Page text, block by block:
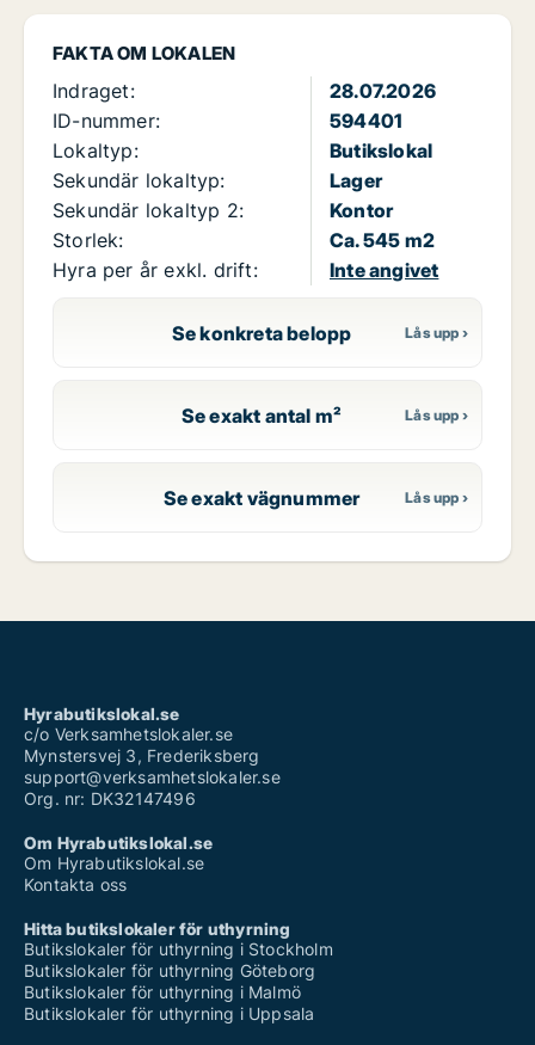
FAKTA OM LOKALEN
Indraget:
28.07.2026
ID-nummer:
594401
Lokaltyp:
Butikslokal
Sekundär lokaltyp:
Lager
Sekundär lokaltyp 2:
Kontor
Storlek:
Ca. 545 m2
Hyra per år exkl. drift:
Inte angivet
Se konkreta belopp
Se exakt antal m²
Se exakt vägnummer
Hyrabutikslokal.se
c/o Verksamhetslokaler.se
Mynstersvej 3, Frederiksberg
support@verksamhetslokaler.se
Org. nr: DK32147496
Om Hyrabutikslokal.se
Om Hyrabutikslokal.se
Kontakta oss
Hitta butikslokaler för uthyrning
Butikslokaler för uthyrning i Stockholm
Butikslokaler för uthyrning Göteborg
Butikslokaler för uthyrning i Malmö
Butikslokaler för uthyrning i Uppsala